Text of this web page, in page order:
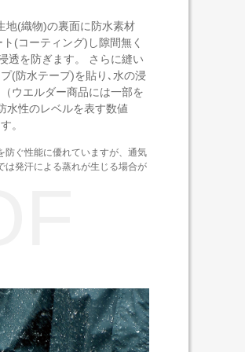
地(織物)の裏面に防水素材
(コーティング)し隙間無く
透を防ぎます。 さらに縫い
(防水テープ)を貼り､水の浸
ウエルダー商品には一部を
水性のレベルを表す数値
。
ぐ性能に優れていますが、通気
は発汗による蒸れが生じる場合が